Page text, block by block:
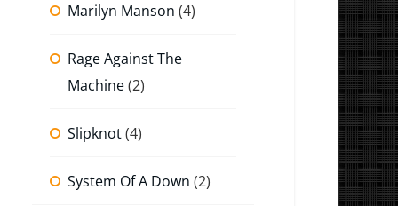
Marilyn Manson (4)
Rage Against The
Machine(2)
Slipknot(4)
System Of A Down (2)